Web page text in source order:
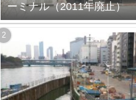
ーミナル（2011年廃止）